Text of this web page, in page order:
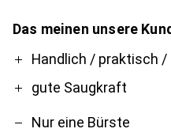
Das meinen unsere
ProHandlich / praktisch /
gute Saugkraft
Contra
Nur eine Bürste